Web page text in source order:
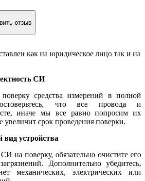
отзыв
как на юридическое лицо так и на
СИ
средства измерений в полной
что все провода и
иначе мы все равно попросим их
увеличит срок проведения поверки.
устройства
на поверку, обязательно очистите его
Дополнительно убедитесь,
механических, электрических или